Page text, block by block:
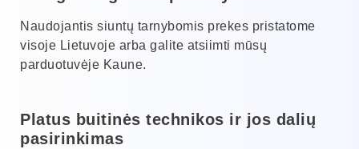
Naudojantis siuntų tarnybomis prekes pristatome
visoje Lietuvoje arba galite atsiimti mūsų
parduotuvėje Kaune.
Platus buitinės technikos ir jos dalių
pasirinkimas